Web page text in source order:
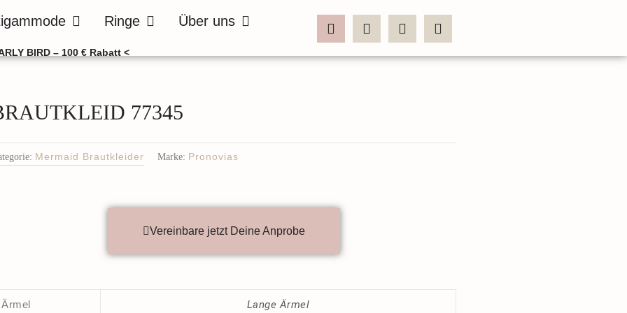
Öffne Bräutigammode
Ringe Öffne RingeÜber uns Öffne Über uns
BIRD – 100 € Rabatt <
77345
Mermaid Brautkleider Marke: Pronovias
Vereinbare jetzt Deine Anprobe
Ärmel Lange Ärmel